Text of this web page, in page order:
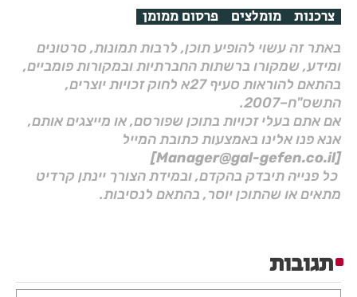
צרכנות מומלצים פרסום ממומן
באתר זה עשוי להופיע תוכן, לרבות תמונות, סרטונים
ומידע, שמקורו ברשתות החברתיות ובמקורות פומביים,
בהתאם להוראות סעיף 27א לחוק זכויות יוצרים,
התשס"ח–2007.
אם אתם בעלי זכויות בתוכן שפורסם, או מייצגים אותם,
אנא פנו אלינו באמצעות כתובת המייל
[Manager@gal-gefen.co.il]
כל פנייה תיבדק בהקדם, ובמידת הצורך יינתן קרדיט
מתאים או שהתוכן יוסר, בהתאם לנסיבות.
תגובות